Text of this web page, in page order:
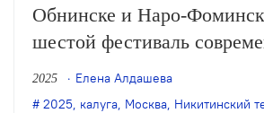
Обнинске и Наро-
шестой фестиваль
театра «Новые люди». В
более двух десятков
2025
Елена Алдашева
2025 калуга Москва Никитинский